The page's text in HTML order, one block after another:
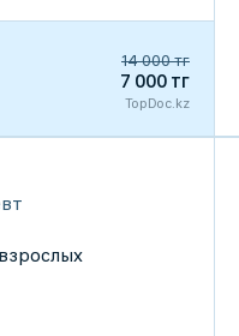
14 000 тг
7 000 тг
TopDoc.kz